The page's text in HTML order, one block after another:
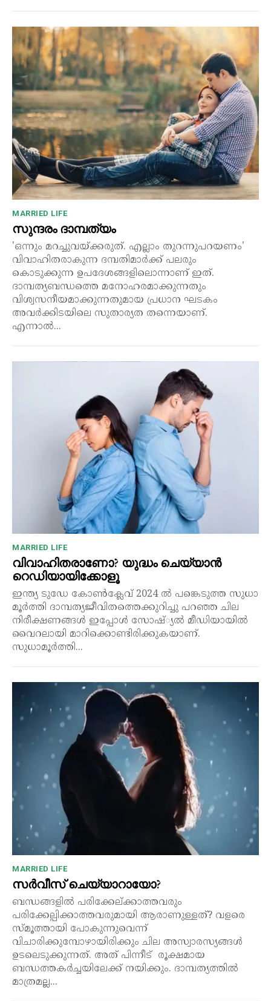
MARRIED LIFE
സുന്ദരം ദാമ്പത്യം
'ഒന്നും മറച്ചുവയ്ക്കരുത്. എല്ലാം തുറന്നുപറയണം'
വിവാഹിതരാകുന്ന ദമ്പതിമാർക്ക് പലരും
കൊടുക്കുന്ന ഉപദേശങ്ങളിലൊന്നാണ് ഇത്.
ദാമ്പത്യബന്ധത്തെ മനോഹരമാക്കുന്നതും
വിശ്വസനീയമാക്കുന്നതുമായ പ്രധാന ഘടകം
അവർക്കിടയിലെ സുതാര്യത തന്നെയാണ്.
എന്നാൽ...
MARRIED LIFE
വിവാഹിതരാണോ? യുദ്ധം ചെയ്യാൻ
റെഡിയായിക്കോളൂ
ഇന്ത്യ ടുഡേ കോൺക്ലേവ് 2024 ൽ പങ്കെടുത്ത സുധാ
മൂർത്തി ദാമ്പത്യജീവിതത്തെക്കുറിച്ചു പറഞ്ഞ ചില
നിരീക്ഷണങ്ങൾ ഇപ്പോൾ സോഷ്്യൽ മീഡിയായിൽ
വൈറലായി മാറിക്കൊണ്ടിരിക്കുകയാണ്.
സുധാമൂർത്തി...
MARRIED LIFE
സർവീസ് ചെയ്യാറായോ?
ബന്ധങ്ങളിൽ പരിക്കേല്ക്കാത്തവരും
പരിക്കേല്പിക്കാത്തവരുമായി ആരാണുള്ളത്? വളരെ
സ്മൂത്തായി പോകുന്നുവെന്ന്
വിചാരിക്കുമ്പോഴായിരിക്കും ചില അസ്വാരസ്യങ്ങൾ
ഉടലെടുക്കുന്നത്. അത് പിന്നീട് രൂക്ഷമായ
ബന്ധത്തകർച്ചയിലേക്ക് നയിക്കും. ദാമ്പത്യത്തിൽ
മാത്രമല്ല...